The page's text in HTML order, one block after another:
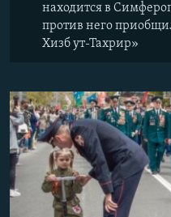
находится в
против него
Хизб ут-Тахрир»